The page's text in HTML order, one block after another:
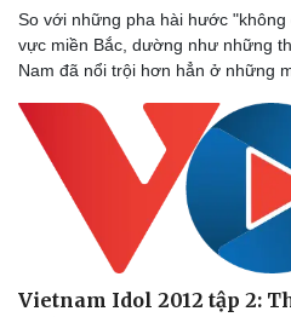
Tư vấn
So với những pha hài hước
vực miền Bắc, dường như những
Nam đã nổi trội hơn hẳn ở những
Vietnam Idol 2012 tập 2: